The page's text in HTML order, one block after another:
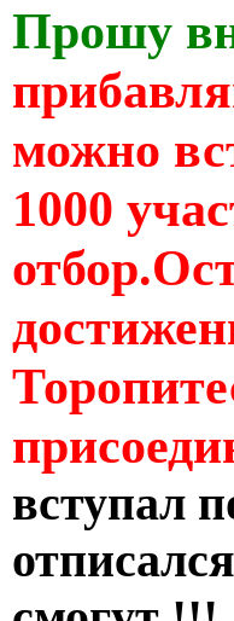
Прошу
можно
1000
вступал